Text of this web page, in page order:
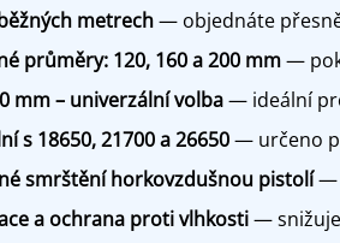
metrech— objednáte
průměry: 120, 160 a 200 mm—
mm – univerzální volba— ideální
s 18650, 21700 a 26650— určeno
smrštění horkovzdušnou pistolí—
a ochrana proti vlhkosti— snižuje